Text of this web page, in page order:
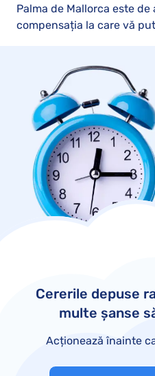
Palma de Mallorca este
compensația la care vă
Cererile depuse
multe șanse
Acționează înainte